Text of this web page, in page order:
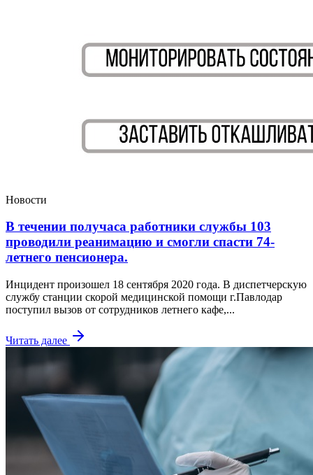
Новости
В течении получаса работники службы 103
проводили реанимацию и смогли спасти 74-
летнего пенсионера.
Инцидент произошел 18 сентября 2020 года. В диспетчерскую
службу станции скорой медицинской помощи г.Павлодар
поступил вызов от сотрудников летнего кафе,...
Читать далее